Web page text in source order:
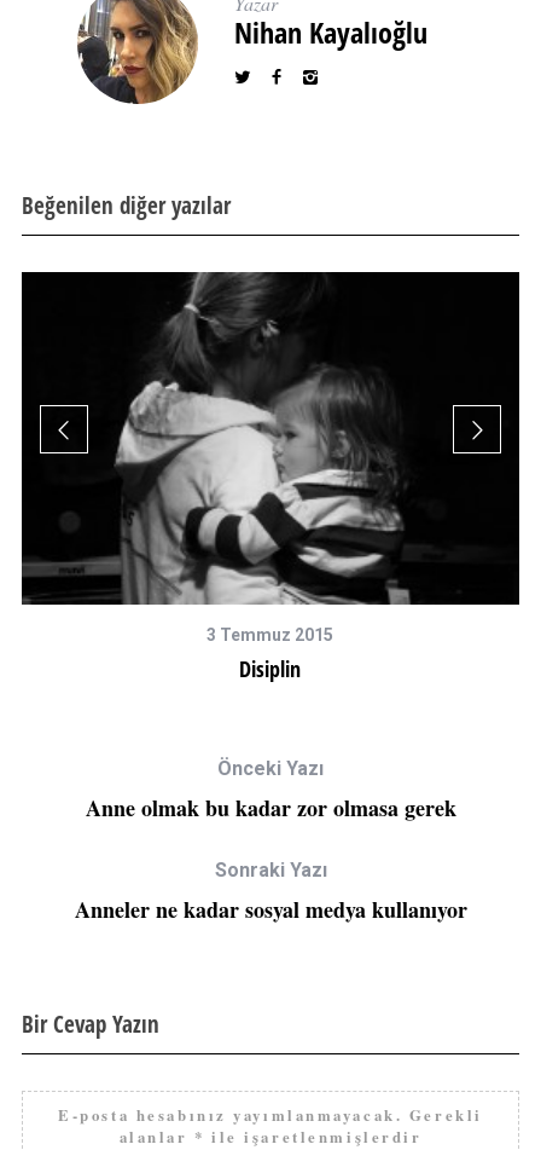
Nihan Kayalıoğlu
Beğenilen diğer yazılar
3 Temmuz 2015
Disiplin
Önceki Yazı
Anne olmak bu kadar zor olmasa gerek
Sonraki Yazı
Anneler ne kadar sosyal medya kullanıyor
Bir Cevap Yazın
E-posta hesabınız yayımlanmayacak. Gerekli
alanlar * ile işaretlenmişlerdir